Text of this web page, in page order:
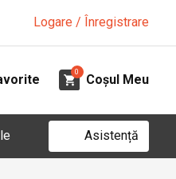
Logare / Înregistrare
0
Coșul Meu
Asistență